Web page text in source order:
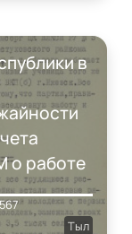
в
о работе
Тыл